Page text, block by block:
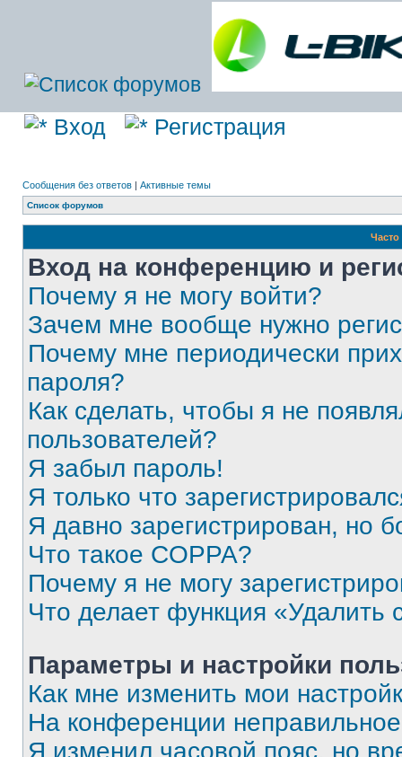
Вход Регистрация
Сообщения без ответов | Активные темы
Список форумов
Вход на конференцию и
Почему я не могу войти?
Зачем мне вообще нужно
Почему мне периодически
пароля?
Как сделать, чтобы я не
пользователей?
Я забыл пароль!
Я только что
Я давно зарегистрирован, но
Что такое COPPA?
Почему я не могу
Что делает функция «Удалить
Параметры и настройки
Как мне изменить мои
На конференции
Я изменил часовой пояс, но